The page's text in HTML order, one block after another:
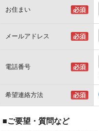
お住まい
メールアドレス
電話番号
希望連絡方法
■ご要望・質問など